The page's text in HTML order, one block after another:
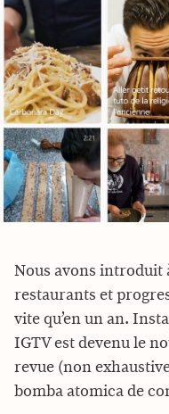
Nous avons introduit
restaurants et
vite qu’en un an.
IGTV est devenu le
revue (non
bomba atomica de